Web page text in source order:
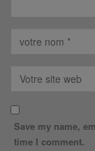
Save my name,
time I comment.